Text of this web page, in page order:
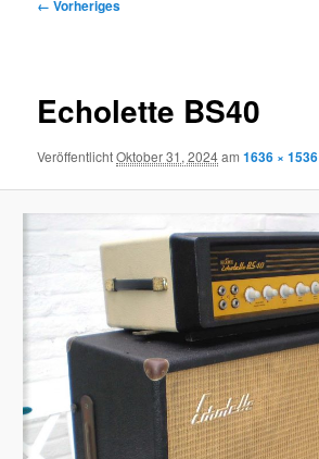
← Vorheriges
Echolette BS40
VeröffentlichtOktober 31, 2024am1636 × 1536